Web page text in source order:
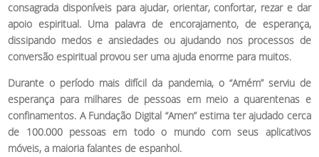
consagrada disponíveis para ajudar, orientar, confortar, rezar e dar
apoio espiritual. Uma palavra de encorajamento, de esperança,
dissipando medos e ansiedades ou ajudando nos processos de
conversão espiritual provou ser uma ajuda enorme para muitos.
Durante o período mais difícil da pandemia, o “Amém” serviu de
esperança para milhares de pessoas em meio a quarentenas e
confinamentos. A Fundação Digital “Amen” estima ter ajudado cerca
de 100.000 pessoas em todo o mundo com seus aplicativos
móveis, a maioria falantes de espanhol.